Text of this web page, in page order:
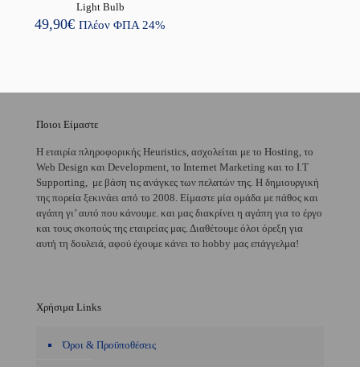
Light Bulb
49,90€ Πλέον ΦΠΑ 24%
Ποιοι Είμαστε
H εταιρία πληροφορικής Heuristics, ασχολείται με το Hosting, το
Web Design και Development, το Internet Marketing και το I.T
Supporting, με βάση τις ανάγκες των πελατών της. Η δημιουργική
της πορεία ξεκινάει από το 2008. Είμαστε μία ομάδα με πάθος και
αγάπη γι’ αυτό που κάνουμε. και μας διακρίνει η αγάπη για το έργο
και τους σκοπούς της εταιρείας μας. Διαθέτουμε όλοι όρεξη για
αυτή τη δουλειά, αφού έχουμε κάνει το hobby μας επάγγελμα!
Χρήσιμα Links
Όροι & Προϋποθέσεις